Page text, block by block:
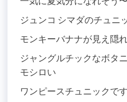
ジュンコ シマダのチュニ
モンキーバナナが見え隠
ジャングルチックなボタ
モシロい
ワンピースチュニックです